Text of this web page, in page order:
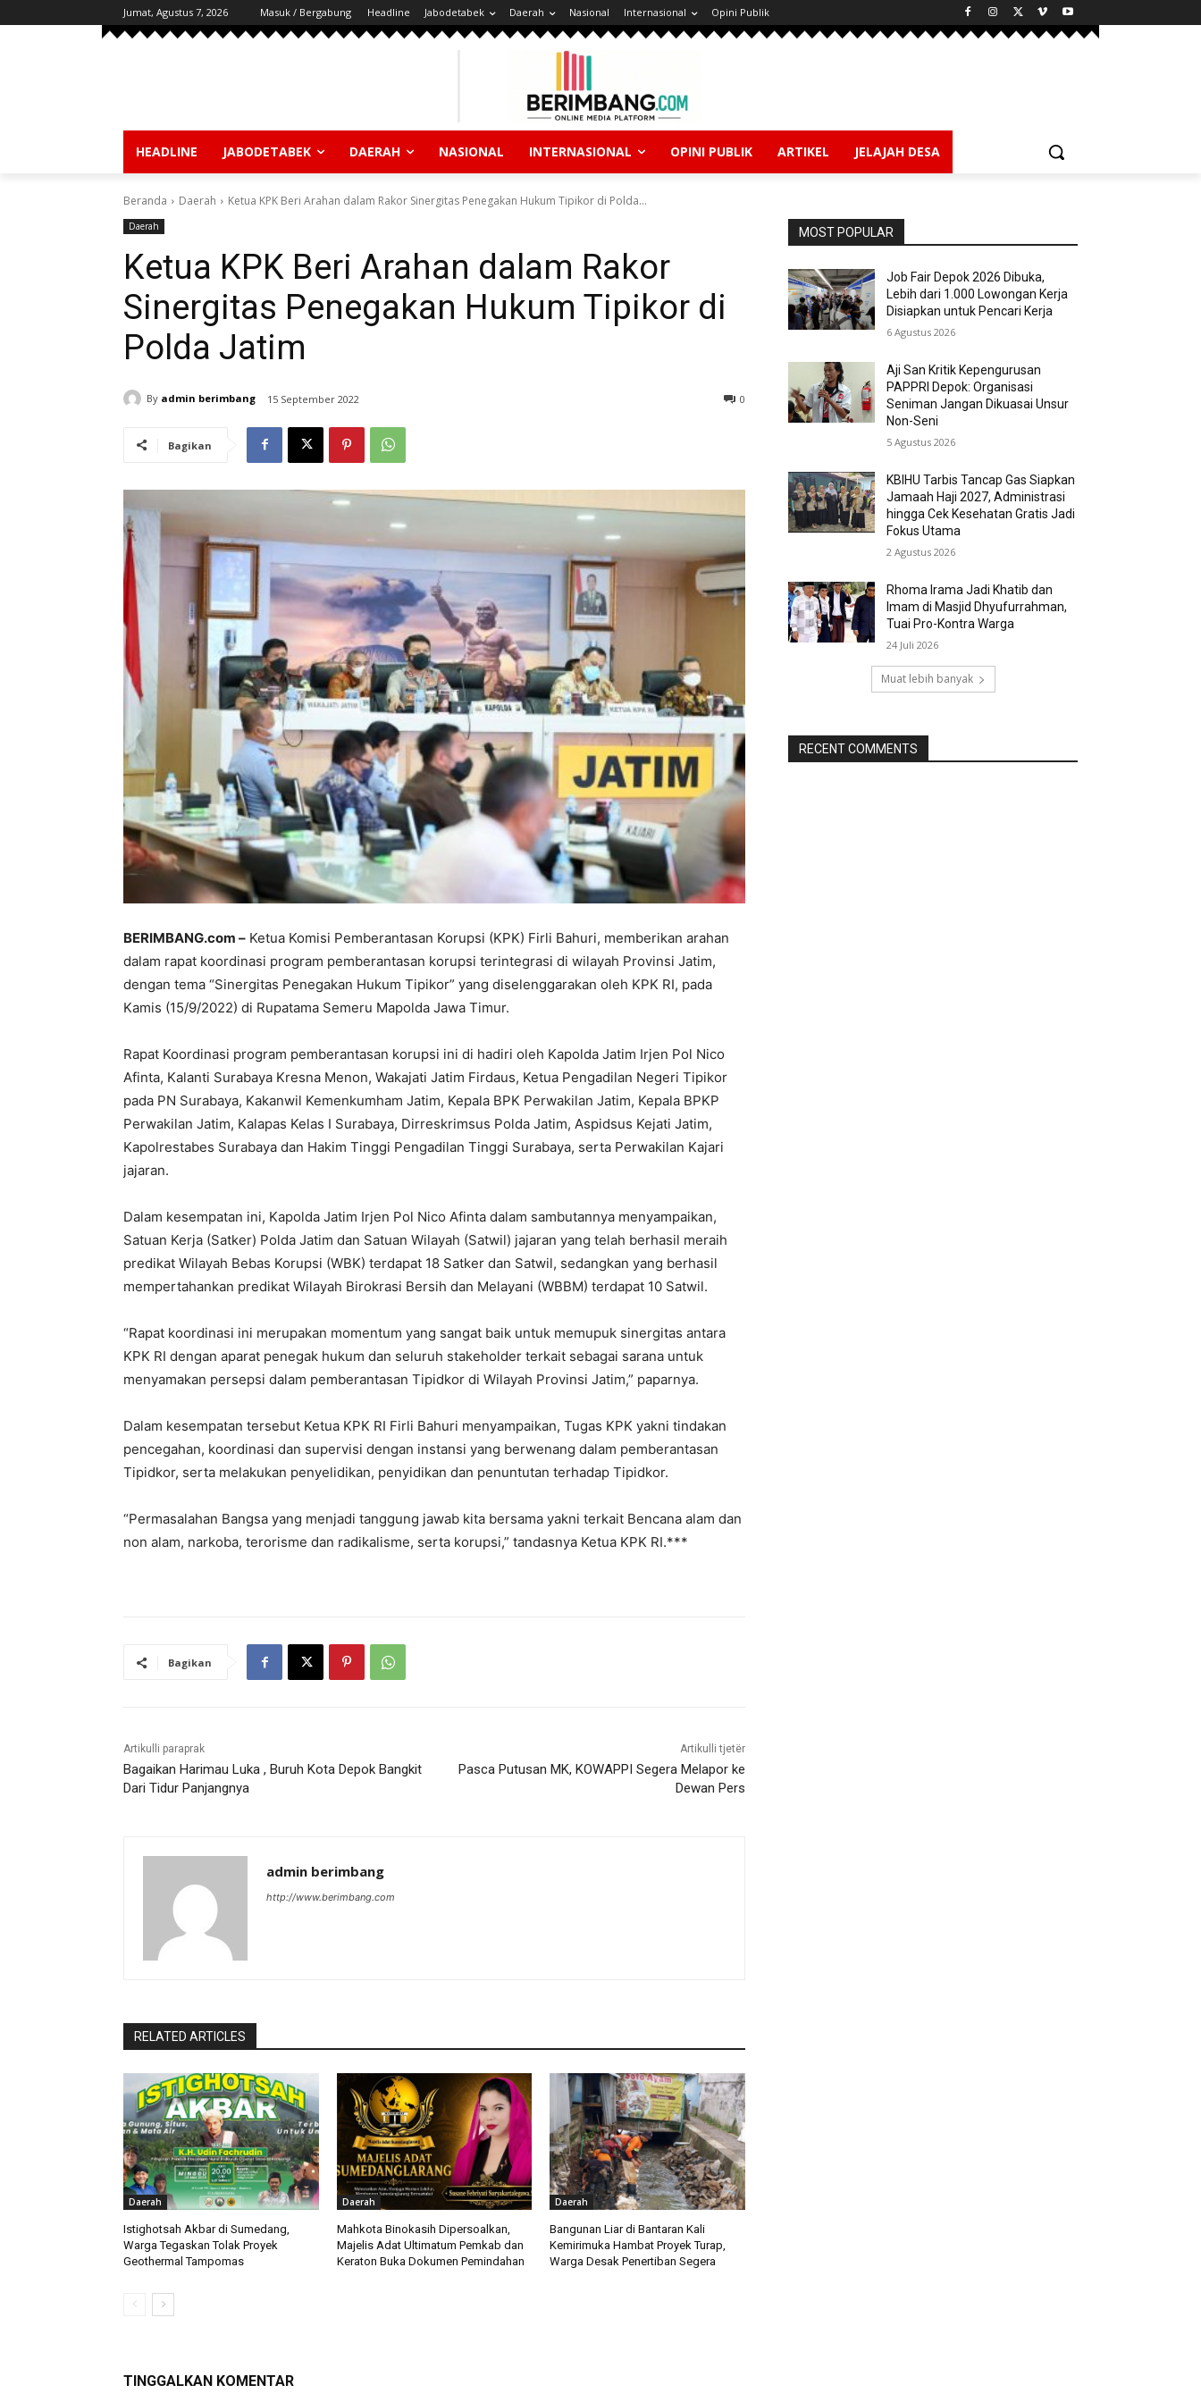
Jumat, Agustus 7, 2026 Masuk / Bergabung Headline Jabodetabek Daerah Nasional Internasional Opini Publik
HEADLINE JABODETABEK DAERAH NASIONAL INTERNASIONAL OPINI PUBLIK ARTIKEL JELAJAH DESA
Beranda Daerah Ketua KPK Beri Arahan dalam Rakor Sinergitas Penegakan Hukum Tipikor di Polda...
Daerah
Ketua KPK Beri Arahan dalam Rakor
Sinergitas Penegakan Hukum Tipikor di
Polda Jatim
By admin berimbang 15 September 2022 0
Bagikan
BERIMBANG.com – Ketua Komisi Pemberantasan Korupsi (KPK) Firli Bahuri, memberikan arahan
dalam rapat koordinasi program pemberantasan korupsi terintegrasi di wilayah Provinsi Jatim,
dengan tema “Sinergitas Penegakan Hukum Tipikor” yang diselenggarakan oleh KPK RI, pada
Kamis (15/9/2022) di Rupatama Semeru Mapolda Jawa Timur.
Rapat Koordinasi program pemberantasan korupsi ini di hadiri oleh Kapolda Jatim Irjen Pol Nico
Afinta, Kalanti Surabaya Kresna Menon, Wakajati Jatim Firdaus, Ketua Pengadilan Negeri Tipikor
pada PN Surabaya, Kakanwil Kemenkumham Jatim, Kepala BPK Perwakilan Jatim, Kepala BPKP
Perwakilan Jatim, Kalapas Kelas I Surabaya, Dirreskrimsus Polda Jatim, Aspidsus Kejati Jatim,
Kapolrestabes Surabaya dan Hakim Tinggi Pengadilan Tinggi Surabaya, serta Perwakilan Kajari
jajaran.
Dalam kesempatan ini, Kapolda Jatim Irjen Pol Nico Afinta dalam sambutannya menyampaikan,
Satuan Kerja (Satker) Polda Jatim dan Satuan Wilayah (Satwil) jajaran yang telah berhasil meraih
predikat Wilayah Bebas Korupsi (WBK) terdapat 18 Satker dan Satwil, sedangkan yang berhasil
mempertahankan predikat Wilayah Birokrasi Bersih dan Melayani (WBBM) terdapat 10 Satwil.
“Rapat koordinasi ini merupakan momentum yang sangat baik untuk memupuk sinergitas antara
KPK RI dengan aparat penegak hukum dan seluruh stakeholder terkait sebagai sarana untuk
menyamakan persepsi dalam pemberantasan Tipidkor di Wilayah Provinsi Jatim,” paparnya.
Dalam kesempatan tersebut Ketua KPK RI Firli Bahuri menyampaikan, Tugas KPK yakni tindakan
pencegahan, koordinasi dan supervisi dengan instansi yang berwenang dalam pemberantasan
Tipidkor, serta melakukan penyelidikan, penyidikan dan penuntutan terhadap Tipidkor.
“Permasalahan Bangsa yang menjadi tanggung jawab kita bersama yakni terkait Bencana alam dan
non alam, narkoba, terorisme dan radikalisme, serta korupsi,” tandasnya Ketua KPK RI.***
Bagikan
Artikulli paraprak
Bagaikan Harimau Luka , Buruh Kota Depok Bangkit
Dari Tidur Panjangnya
Artikulli tjetër
Pasca Putusan MK, KOWAPPI Segera Melapor ke
Dewan Pers
admin berimbang
http://www.berimbang.com
RELATED ARTICLES
Daerah
Istighotsah Akbar di Sumedang,
Warga Tegaskan Tolak Proyek
Geothermal Tampomas
Daerah
Mahkota Binokasih Dipersoalkan,
Majelis Adat Ultimatum Pemkab dan
Keraton Buka Dokumen Pemindahan
Daerah
Bangunan Liar di Bantaran Kali
Kemirimuka Hambat Proyek Turap,
Warga Desak Penertiban Segera
TINGGALKAN KOMENTAR
MOST POPULAR
Job Fair Depok 2026 Dibuka,
Lebih dari 1.000 Lowongan Kerja
Disiapkan untuk Pencari Kerja
6 Agustus 2026
Aji San Kritik Kepengurusan
PAPPRI Depok: Organisasi
Seniman Jangan Dikuasai Unsur
Non-Seni
5 Agustus 2026
KBIHU Tarbis Tancap Gas Siapkan
Jamaah Haji 2027, Administrasi
hingga Cek Kesehatan Gratis Jadi
Fokus Utama
2 Agustus 2026
Rhoma Irama Jadi Khatib dan
Imam di Masjid Dhyufurrahman,
Tuai Pro-Kontra Warga
24 Juli 2026
Muat lebih banyak
RECENT COMMENTS